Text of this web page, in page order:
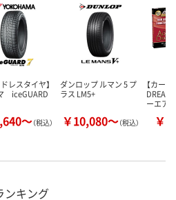
レスタイヤ】
iceGUARD
～（税込）
ダンロップ ルマン 5 プ
ラス LM5+
￥10,080～（税込）
【カー
DREAM
ーエア…
￥
ンキング